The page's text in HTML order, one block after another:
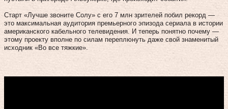
Старт «Лучше звоните Солу» с его 7 млн зрителей побил рекорд —
это максимальная аудитория премьерного эпизода сериала в истории
американского кабельного телевидения. И теперь понятно почему —
этому проекту вполне по силам переплюнуть даже свой знаменитый
исходник «Во все тяжкие».